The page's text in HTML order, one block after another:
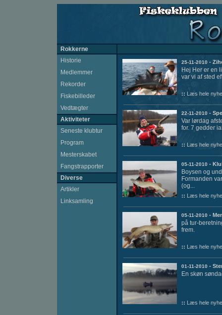
Rokkerne
Historie
Medlemmer
Rekorder
Fiskebilleder
Vedtægter
Aktiviteter
Seneste klubtur
Program
Mesterskabet
Fangstrapporter
Diverse
Artikler
Linksamling
25-11-2010 -
Hej Her er en
var vi af sted
:: Læs hele
22-11-2010 -
Var lørdag
for. 7 gedder
:: Læs hele
05-11-2010 -
Boysen og
Formanden
(og...
:: Læs hele
05-11-2010 -
på tur-
frem.
:: Læs hele
01-11-2010 -
En skøn
:: Læs hele